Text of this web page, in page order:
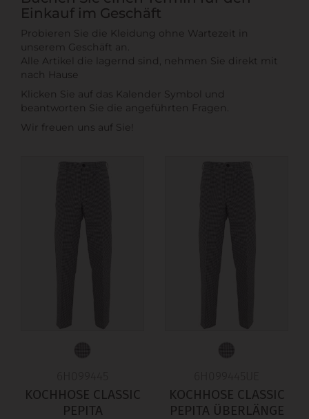
Einkauf im Geschäft
Probieren Sie die Kleidung ohne Wartezeit in
unserem Geschäft an.
Alle Artikel die lagernd sind, nehmen Sie direkt mit
nach Hause
Klicken Sie auf das Kalender Symbol und
beantworten Sie die angeführten Fragen.
Wir freuen uns auf Sie!
KOCHHOSE CLASSIC
PEPITA
KOCHHOSE CLASSIC
PEPITA ÜBERLÄNGE